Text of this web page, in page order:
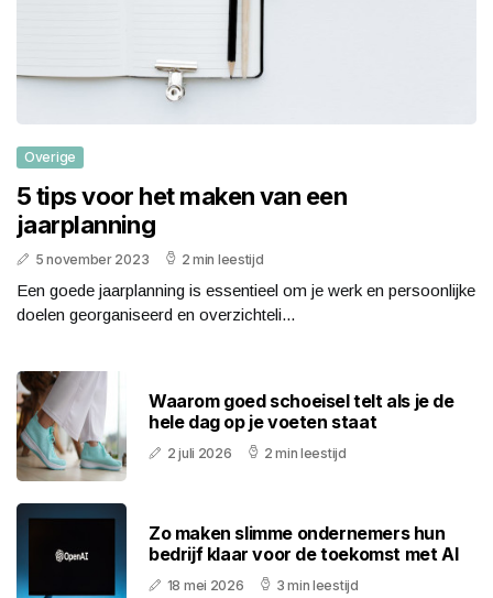
Overige
5 tips voor het maken van een
jaarplanning
5 november 2023 2 min leestijd
Een goede jaarplanning is essentieel om je werk en persoonlijke
doelen georganiseerd en overzichteli...
Waarom goed schoeisel telt als je de
hele dag op je voeten staat
2 juli 2026 2 min leestijd
Zo maken slimme ondernemers hun
bedrijf klaar voor de toekomst met AI
18 mei 2026 3 min leestijd